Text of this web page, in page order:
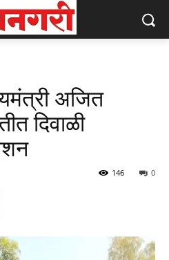
अजित
दिवाळी
0
146